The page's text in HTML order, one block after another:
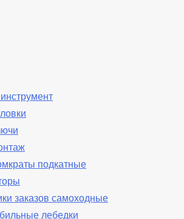
подкатные
заказов самоходные
лебедки